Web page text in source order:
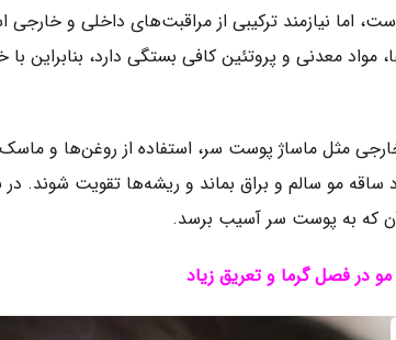
اما نیازمند ترکیبی از مراقبت‌های داخلی و
مواد معدنی و پروتئین کافی بستگی دارد،
مثل ماساژ پوست سر، استفاده از روغن‌ها و
مو سالم و براق بماند و ریشه‌ها تقویت شوند. در
که به پوست سر آسیب برسد.
در فصل گرما و تعریق زیاد